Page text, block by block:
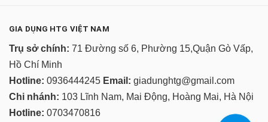
GIA DỤNG HTG VIỆT NAM
Trụ sở chính: 71 Đường số 6, Phường 15,Quận Gò Vấp,
Hồ Chí Minh
Hotline: 0936444245 Email: giadunghtg@gmail.com
Chi nhánh: 103 Lĩnh Nam, Mai Động, Hoàng Mai, Hà Nội
Hotline: 0703470816